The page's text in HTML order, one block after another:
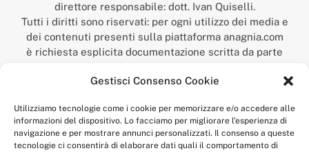
Gestisci Consenso Cookie
Utilizziamo tecnologie come i cookie per memorizzare e/o accedere alle
informazioni del dispositivo. Lo facciamo per migliorare l'esperienza di
navigazione e per mostrare annunci personalizzati. Il consenso a queste
tecnologie ci consentirà di elaborare dati quali il comportamento di
direttore responsabile: dott. Ivan Quiselli.
Tutti i diritti sono riservati: per ogni utilizzo dei media e
dei contenuti presenti sulla piattaforma anagnia.com
è richiesta esplicita documentazione scritta da parte
della redazione.
“Anagnia” è un marchio registrato presso l’Ufficio Italiano
Economico,
num. registrazione: 302017000014044 del 9 febbraio 2017.
Per contatti:redazione@anagnia.com